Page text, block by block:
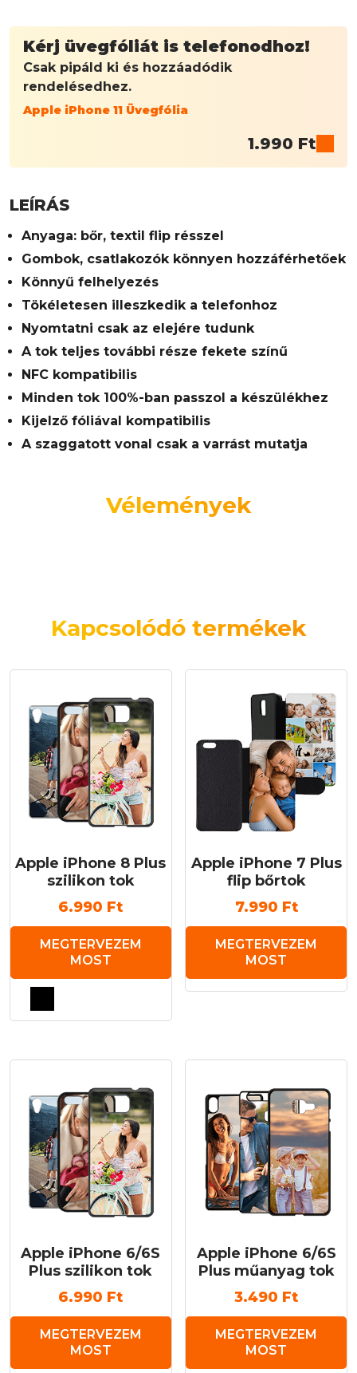
Kérj üvegfóliát is telefonodhoz!
Csak pipáld ki és hozzáadódik
rendelésedhez.
Apple iPhone 11 Üvegfólia
1.990 Ft
LEÍRÁS
Anyaga: bőr, textil flip résszel
Gombok, csatlakozók könnyen hozzáférhetőek
Könnyű felhelyezés
Tökéletesen illeszkedik a telefonhoz
Nyomtatni csak az elejére tudunk
A tok teljes további része fekete színű
NFC kompatibilis
Minden tok 100%-ban passzol a készülékhez
Kijelző fóliával kompatibilis
A szaggatott vonal csak a varrást mutatja
Vélemények
Kapcsolódó termékek
Apple iPhone 8 Plus
szilikon tok
6.990 Ft
MEGTERVEZEM
MOST
Ennek
terméknek
variációja
változatok
termékoldalon
választhatók
Apple iPhone 7 Plus
flip bőrtok
7.990 Ft
MEGTERVEZEM
MOST
Apple iPhone 6/6S
Plus szilikon tok
6.990 Ft
MEGTERVEZEM
MOST
Apple iPhone 6/6S
Plus műanyag tok
3.490 Ft
MEGTERVEZEM
MOST